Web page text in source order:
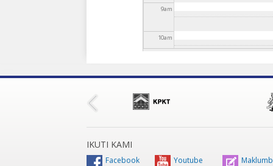
9am
10am
IKUTI KAMI
Facebook Youtube